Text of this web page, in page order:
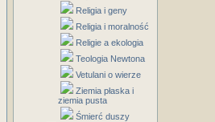
Religia i geny
Religia i moralność
Religie a ekologia
Teologia Newtona
Vetulani o wierze
Ziemia płaska i
ziemia pusta
Śmierć duszy